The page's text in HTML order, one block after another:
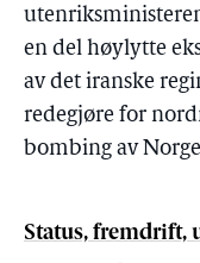
en del høylytte
av det iranske
redegjøre for
bombing av
Status, fremdrift,